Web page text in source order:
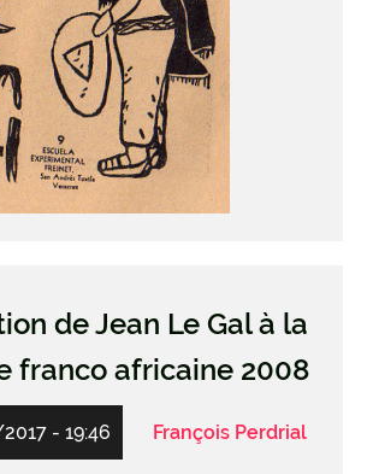
de Jean Le Gal à la
franco africaine 2008
- 19:46 François Perdrial